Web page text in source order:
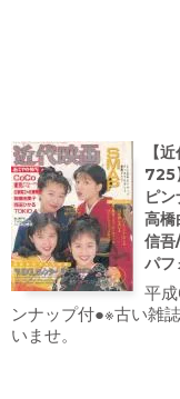
【
725
ピ
高橋
信
パフ
平
ンナップ付●※古い雑
いませ。